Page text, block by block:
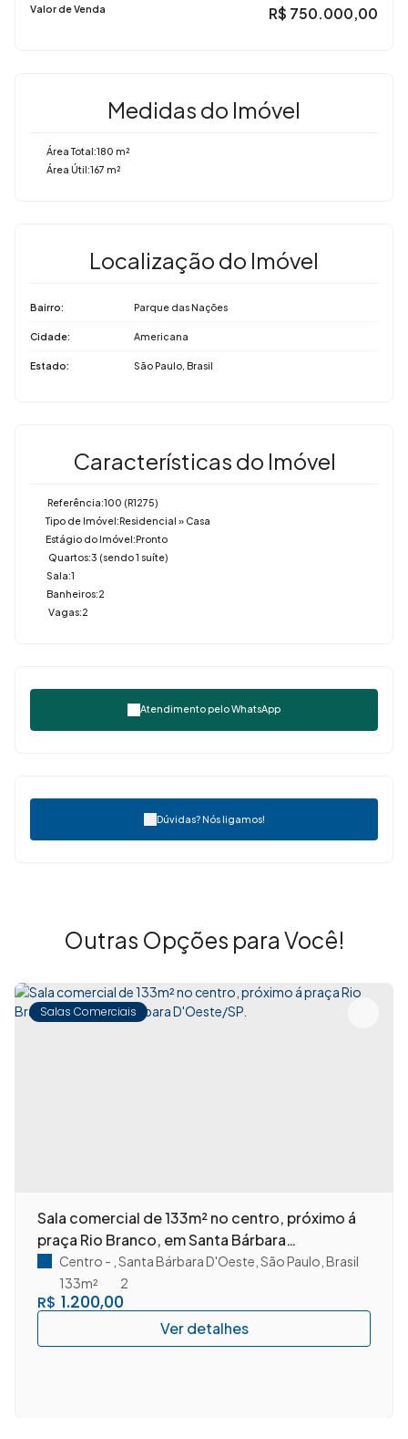
R$ 750.000,00
Valor de Venda
Medidas do Imóvel
Área Total:180 m²
Área Útil:167 m²
Localização do Imóvel
Bairro: Parque das Nações
Cidade: Americana
Estado: São Paulo, Brasil
Características do Imóvel
Referência:100 (R1275)
Tipo de Imóvel:Residencial » Casa
Estágio do Imóvel:Pronto
Quartos:3 (sendo 1 suíte)
Sala:1
Banheiros:2
Vagas:2
Atendimento peloWhatsApp
Dúvidas? Nós ligamos!
Outras Opções para Você!
Salas Comerciais
Sala comercial de 133m² no centro, próximo á
praça Rio Branco, em Santa Bárbara
D'Oeste/SP.
R$ 1.200,00
Centro Santa Bárbara D'Oeste São Paulo Brasil
2
133m²